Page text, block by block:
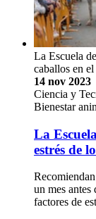
La Escuela
caballos en
14 nov 2023
Ciencia y
Bienestar
La
estrés de
un mes
factores de